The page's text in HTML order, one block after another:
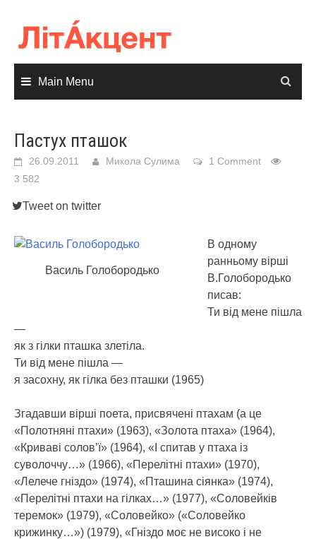
content
Main Menu
Пастух пташок
26.09.2011 Микола Сулима
1 Comment
3 582
Tweet on twitter
Василь Голобородько
В одному
ранньому вірші
В.Голобородько
писав:
Ти від мене пішла
—
як з гілки пташка злетіла.
Ти від мене пішла —
я засохну, як гілка без пташки (1965)
Згадавши вірші поета, присвячені птахам (а це
«Полотняні птахи» (1963), «Золота птаха» (1964),
«Криваві солов’ї» (1964), «І спитав у птаха із
суволоччу…» (1966), «Перелітні птахи» (1970),
«Лелече гніздо» (1974), «Пташина сіянка» (1974),
«Перелітні птахи на гілках…» (1977), «Соловейків
теремок» (1979), «Соловейко» («Соловейко
крижинку…») (1979), «Гніздо моє не високо і не